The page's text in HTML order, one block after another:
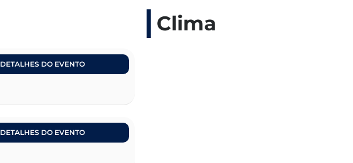
DETALHES DO EVENTO
DETALHES DO EVENTO
Clima